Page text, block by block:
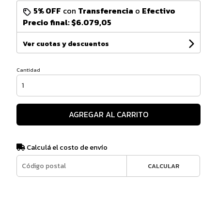
5% OFF con Transferencia o Efectivo
Precio final:$6.079,05
Ver cuotas y descuentos
Cantidad
AGREGAR AL CARRITO
Calculá el costo de envío
CALCULAR